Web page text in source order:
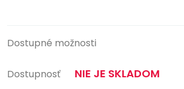
Dostupné možnosti
Dostupnosť NIE JE SKLADOM